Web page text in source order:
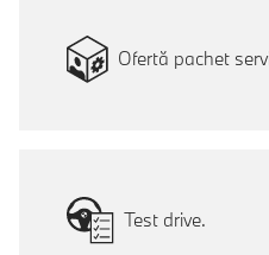
Ofertă pachet
Test drive.